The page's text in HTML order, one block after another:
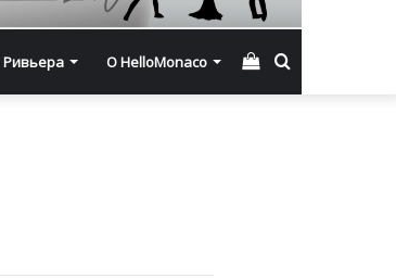
Ривьера О HelloMonaco Смотреть